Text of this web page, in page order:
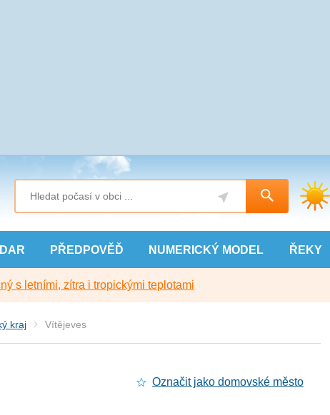
PŘEDPOVĚĎ NUMERICKÝ MODEL ŘEKY
s letními, zítra i tropickými teplotami
kraj Vítějeves
Označit jako domovské město